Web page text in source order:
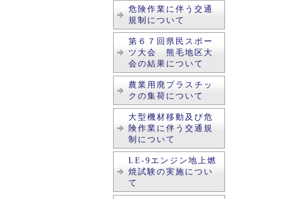
危険作業に伴う交通
規制について
第６７回県民スポー
ツ大会 熊毛地区大
会の結果について
農業用廃プラスチッ
クの集荷について
大型機材移動及び危
険作業に伴う交通規
制について
LE-9エンジン地上燃
焼試験の実施につい
て